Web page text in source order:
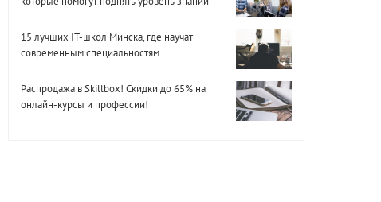
15 лучших IT-школ Минска, где научат
современным специальностям
Распродажа в Skillbox! Скидки до 65% на
онлайн-курсы и профессии!